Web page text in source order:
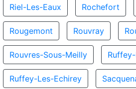
Riel-Les-Eaux Rochefort
Rougemont Rouvray
Rouvres-Sous-Meilly
Ruffey-Les-Echirey